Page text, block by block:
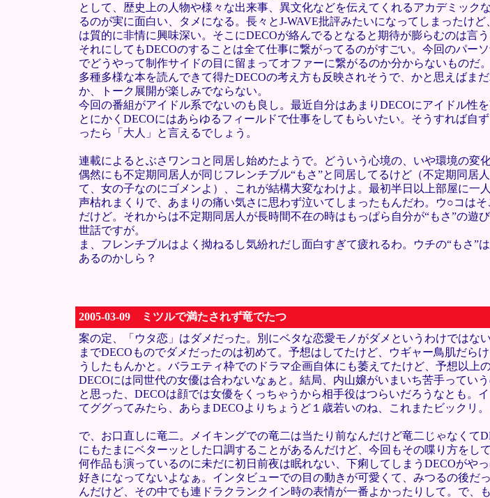
として、歴史上の人物や様々な出来事、異文化などを伝えてくれるアカデミック
るのが実に面白い、タメになる。長々とJ-WAVE批評みたいになってしまったけ
は質的に非情に興味深い。そこにDECOが絡んでるとなると期待が膨らむのは言う
それにしてもDECOのすることは全て仕事に繋がってるのがすごい。今回のパー
でどうやって制作サイドの目に留まってオファーに繋がるのか分からないものだ
多種多様な本を読んできて得たDECOの考え方も反映されそうで、かと思えばま
か、トーク展開が楽しみでならない。
今回の番組がアイドル系でないのも良し。最近自分はあまりDECOにアイドル性を
とにかくDECOにはあらゆるフィールドで仕事をしてもらいたい。そうすれば自
ったら「大人」と言えるでしょう。
連載によるとぶさワンコと同居し始めたようで。どういう心境の、いや環境の変
偶然にも不定期同居人が同じフレンチブル“もさ”と同居してるけど（不定期同居
て、女の子なのにゴメンよ）、これが結構大変なわけよ。最初半日以上部屋に
声枯れまくりで、あまりの痛い気さに思わず泣いてしまったもんだわ。ウ○コは
だけど。それからは不定期同居人が長時間不在の時はもっぱら自分が“もさ”の
世話ですが。
ま、フレンチブルはよく拗ねるし気紛れだし面白すぎて疲れるわ。ウチの“もさ
あるのかしら？
2005-03-09 ミツルで満たされず竜でたつ
案の定、「ウタ恋」はダメだった。別にベタな恋愛モノがダメというわけではな
までDECOものでダメだったのは初めて。予想はしてたけど、ウギャー鳥肌だ
うしたもんかと。バラエティ枠でのドラマ企画自体にも萎えてたけど、予想以
DECOには同世代の女優は合わないなぁと。結局、内山嬢がいまいち苦手ってい
と思った、DECOは顔では女優をくっちゃうから相手役はつらいだろうなとも。
てググってみたら、あらまDECOよりちょうど１歳若いのね、これまたビックリ
で、お口直しに竜二。メイキングでの竜二は当たり前なんだけど竜二じゃなく
にもたまにベターッとした口調することがあるんだけど、今回もその喋り方をし
何作品も演っているのに未だに初日前夜は眠れない、下痢してしまうDECOがや
好きになってないよなぁ。インタビューでの目の動きが可愛くて、みつるの後
んだけど、その中でも連ドラクランクイン時の表情が一番よかったりして。で